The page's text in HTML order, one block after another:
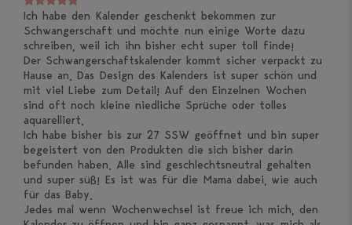
Ich habe den Kalender geschenkt bekommen zur
Schwangerschaft und möchte nun einige Worte dazu
schreiben, weil ich ihn bisher echt super toll finde!
Der Schwangerschaftskalender kommt sicher verpackt zu
Hause an. Das Design des Kalenders ist super schön und
mit viel Liebe zum Detail! Auf den Einzelnen Wochen
sind oft noch kleine niedliche Sprüche oder tolles
aquarelliert.
Ich habe bisher bis zur 27 SSW geöffnet und bin super
begeistert von den Produkten die sich bisher darin
befunden haben. Alle sind geschlechtsneutral gehalten
und super süß! Es ist was für die Mama dabei, wie auch
für das Baby.
Jedes mal wenn Wochenwechsel ist freue ich mich, den